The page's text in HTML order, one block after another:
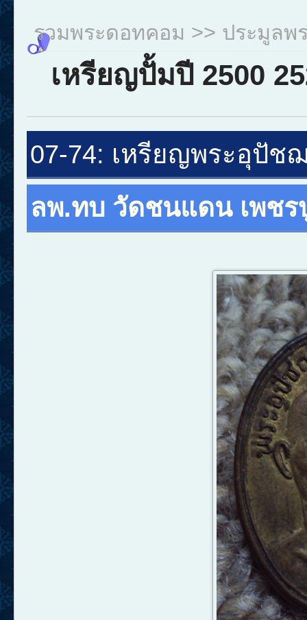
รวมพระดอทคอม >> ประมูลพ
เหรียญปั้มปี 2500
07-74: เหรียญพระอุปัช
ลพ.ทบ วัดชนแดน เพช